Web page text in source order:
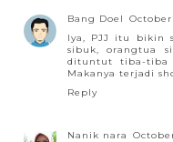
Bang Doel
October
Iya, PJJ itu bikin
sibuk, orangtua
dituntut tiba-tiba
Makanya terjadi
Reply
Nanik nara